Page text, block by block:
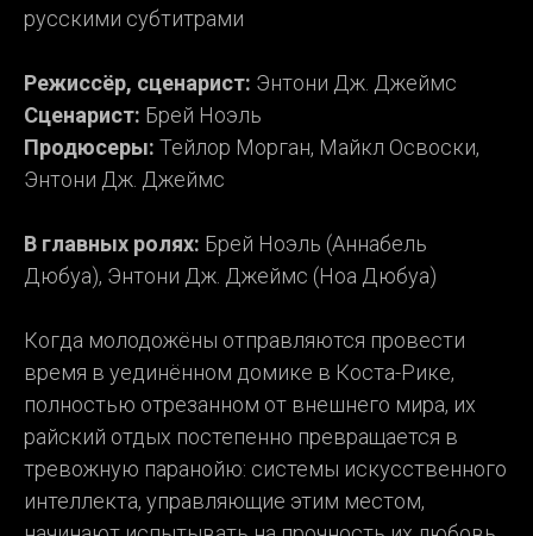
русскими субтитрами
Режиссёр, сценарист: Энтони Дж. Джеймс
Сценарист: Брей Ноэль
Продюсеры: Тейлор Морган, Майкл Освоски,
Энтони Дж. Джеймс
В главных ролях: Брей Ноэль (Аннабель
Дюбуа), Энтони Дж. Джеймс (Ноа Дюбуа)
Когда молодожёны отправляются провести
время в уединённом домике в Коста-Рике,
полностью отрезанном от внешнего мира, их
райский отдых постепенно превращается в
тревожную паранойю: системы искусственного
интеллекта, управляющие этим местом,